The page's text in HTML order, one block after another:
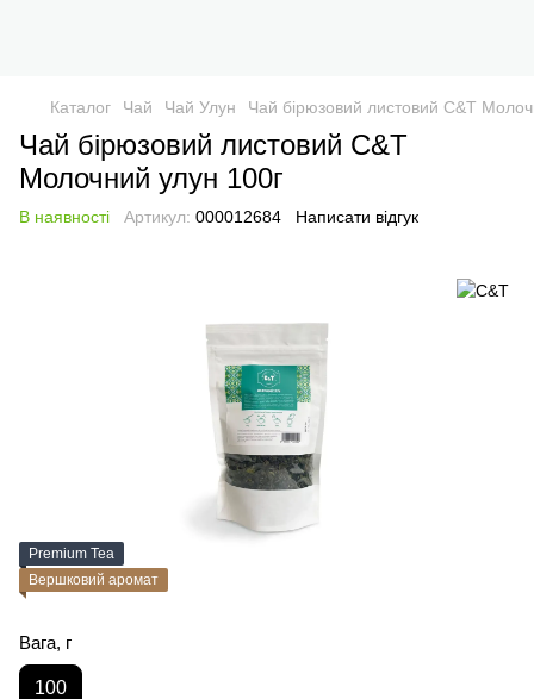
Каталог Чай Чай Улун Чай бірюзовий листовий C&T
Чай бірюзовий листовий C&T
Молочний улун 100г
В наявності Артикул: 000012684 Написати відгук
Premium Tea
Вершковий аромат
Вага, г
100